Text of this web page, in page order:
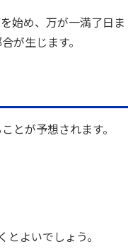
始め、万が一満了日ま
が生じます。
とが予想されます。
よいでしょう。